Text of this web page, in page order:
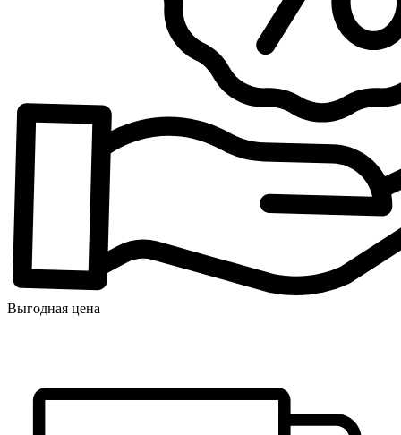
Выгодная цена